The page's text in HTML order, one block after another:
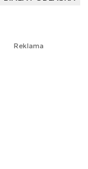
Reklama